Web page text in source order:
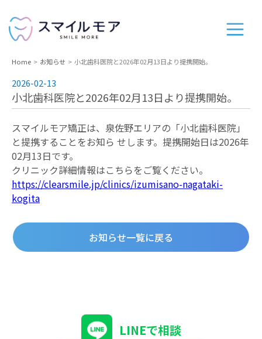
Home お知らせ 小北歯科医院と2026年02月13日より提携開始。
2026-02-13
小北歯科医院と2026年02月13日より提携開始。
スマイルモア矯正は、泉佐野エリアの「小北歯科医院」
と提携することをお知ら せします。提携開始⽇は2026年
02⽉13⽇です。
クリニック詳細情報はこちらをご覧ください。
https://clearsmile.jp/clinics/izumisano-nagataki-
kogita
お知らせ一覧に戻る
LINEで相談